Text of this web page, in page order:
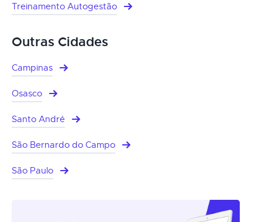
Treinamento Autogestão
Outras Cidades
Campinas
Osasco
Santo André
São Bernardo do Campo
São Paulo